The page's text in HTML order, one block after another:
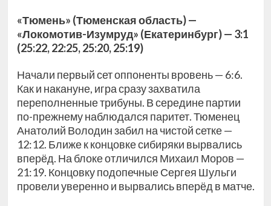
«Тюмень» (Тюменская область) —
«Локомотив-Изумруд» (Екатеринбург) — 3:1
(25:22, 22:25, 25:20, 25:19)
Начали первый сет оппоненты вровень — 6:6.
Как и накануне, игра сразу захватила
переполненные трибуны. В середине партии
по-прежнему наблюдался паритет. Тюменец
Анатолий Володин забил на чистой сетке —
12:12. Ближе к концовке сибиряки вырвались
вперёд. На блоке отличился Михаил Моров —
21:19. Концовку подопечные Сергея Шульги
провели уверенно и вырвались вперёд в матче.